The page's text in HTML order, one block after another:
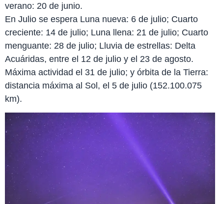
verano: 20 de junio.
En Julio se espera Luna nueva: 6 de julio; Cuarto
creciente: 14 de julio; Luna llena: 21 de julio; Cuarto
menguante: 28 de julio; Lluvia de estrellas: Delta
Acuáridas, entre el 12 de julio y el 23 de agosto.
Máxima actividad el 31 de julio; y órbita de la Tierra:
distancia máxima al Sol, el 5 de julio (152.100.075
km).